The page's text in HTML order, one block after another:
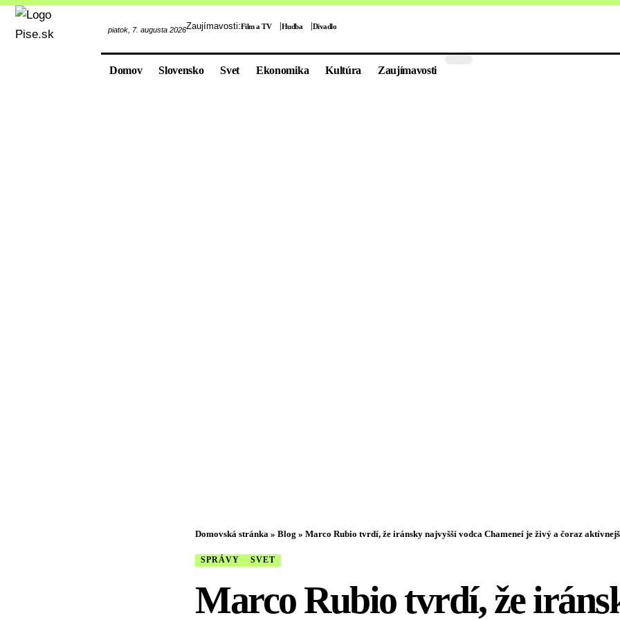
piatok, 7. augusta 2026Zaujímavosti:Film a TV Hudba Divadlo
Domov Slovensko Svet Ekonomika Kultúra Zaujímavosti
Domovská stránka » Blog » Marco Rubio tvrdí, že iránsky najvyšší vodca Chameneí je živý a čoraz
SPRÁVY SVET
Marco Rubio tvrdí, že